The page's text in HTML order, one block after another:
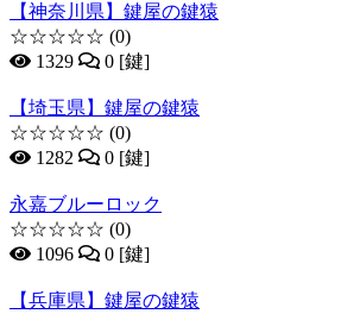
【神奈川県】鍵屋の鍵猿
☆☆☆☆☆ (0)
1329
0 [鍵]
【埼玉県】鍵屋の鍵猿
☆☆☆☆☆ (0)
1282
0 [鍵]
永嘉ブルーロック
☆☆☆☆☆ (0)
1096
0 [鍵]
【兵庫県】鍵屋の鍵猿